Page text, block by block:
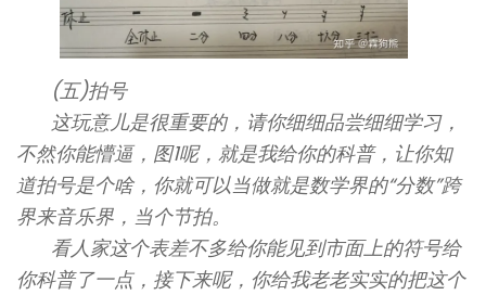
(五)拍号
这玩意儿是很重要的，请你细细品尝细细学习，
不然你能懵逼，图1呢，就是我给你的科普，让你知
道拍号是个啥，你就可以当做就是数学界的“分数”跨
界来音乐界，当个节拍。
看人家这个表差不多给你能见到市面上的符号给
你科普了一点，接下来呢，你给我老老实实的把这个